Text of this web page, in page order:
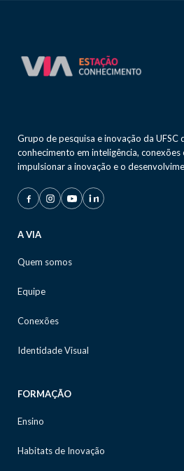
Grupo de pesquisa e inovação da UFSC
conhecimento em inteligência, conexões
impulsionar a inovação e o
A VIA
Quem somos
Equipe
Conexões
Identidade Visual
FORMAÇÃO
Ensino
Habitats de Inovação